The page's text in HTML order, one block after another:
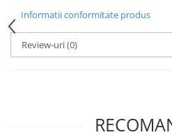
Informatii conformitate produs
Review-uri(0)